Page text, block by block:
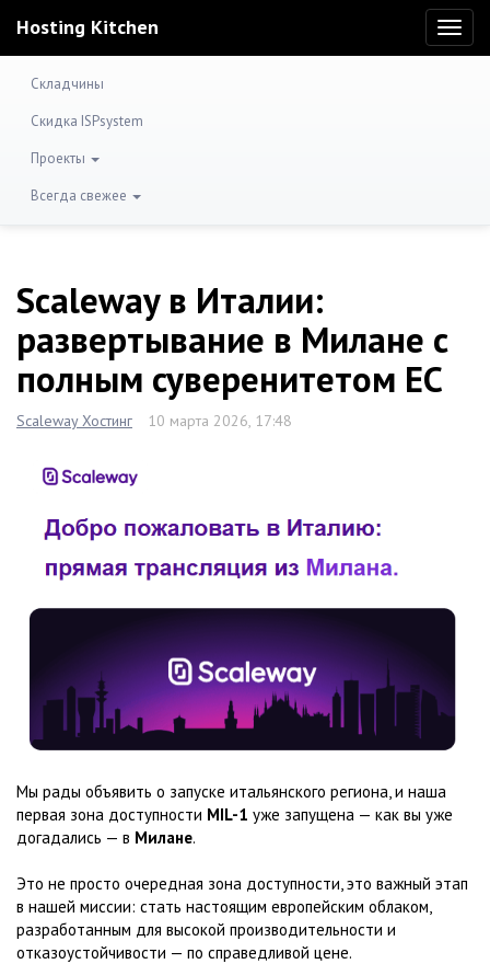
Hosting Kitchen
Складчины
Скидка ISPsystem
Проекты
Всегда свежее
Scaleway в Италии:
развертывание в Милане с
полным суверенитетом ЕС
Scaleway Хостинг 10 марта 2026, 17:48
Мы рады объявить о запуске итальянского региона, и наша
первая зона доступности MIL-1 уже запущена — как вы уже
догадались — в Милане.
Это не просто очередная зона доступности, это важный этап
в нашей миссии: стать настоящим европейским облаком,
разработанным для высокой производительности и
отказоустойчивости — по справедливой цене.